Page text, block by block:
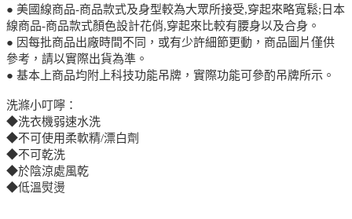
● 美國線商品-商品款式及身型較為大眾所接受,穿起來略寬鬆;日本
線商品-商品款式顏色設計花俏,穿起來比較有腰身以及合身。
● 因每批商品出廠時間不同，或有少許細節更動，商品圖片僅供
參考，請以實際出貨為準。
● 基本上商品均附上科技功能吊牌，實際功能可參酌吊牌所示。
洗滌小叮嚀：
◆洗衣機弱速水洗
◆不可使用柔軟精/漂白劑
◆不可乾洗
◆於陰涼處風乾
◆低溫熨燙